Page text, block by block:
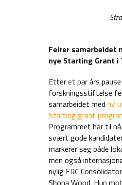
Feirer samarbeidet
nye Starting Grant i
Etter et par års
forskningsstiftelse
samarbeidet med ny
Starting grant
Programmet har til
svært gode
markerer seg både
men også
nylig ERC
Shona Wood. Hun